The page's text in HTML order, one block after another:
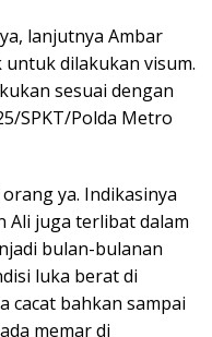
lanjutnya Ambar
untuk dilakukan visum.
sesuai dengan
SPKT/Polda Metro
ya. Indikasinya
Ali juga terlibat dalam
bulan-bulanan
luka berat di
cacat bahkan sampai
memar di